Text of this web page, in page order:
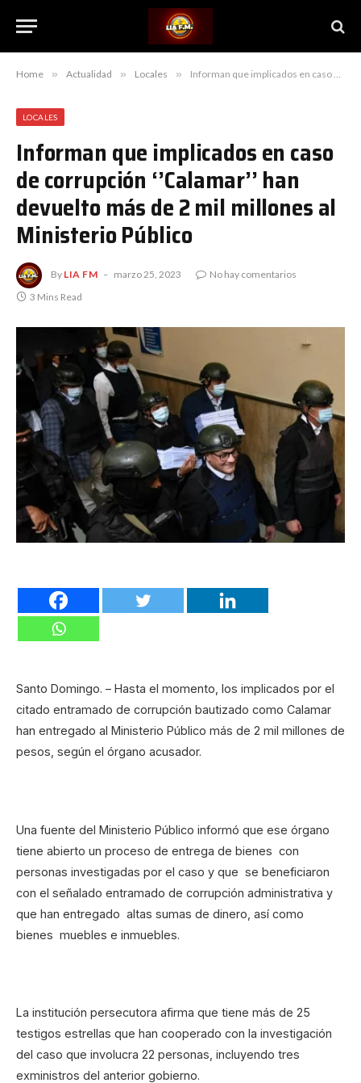
Home » Actualidad » Locales » Informan que implicados en caso de corrupción ‘’Calamar’’ han devuelto más de 2 mil millones al Ministerio Público
LOCALES
Informan que implicados en caso
de corrupción ‘’Calamar’’ han
devuelto más de 2 mil millones al
Ministerio Público
By LIA FM marzo 25, 2023
No hay comentarios
3 Mins Read
Santo Domingo. – Hasta el momento, los implicados por el
citado entramado de corrupción bautizado como Calamar
han entregado al Ministerio Público más de 2 mil millones de
pesos, según el órgano acusador.
Una fuente del Ministerio Público informó que ese órgano
tiene abierto un proceso de entrega de bienes con
personas investigadas por el caso y que se beneficiaron
con el señalado entramado de corrupción administrativa y
que han entregado altas sumas de dinero, así como
bienes muebles e inmuebles.
La institución persecutora afirma que tiene más de 25
testigos estrellas que han cooperado con la investigación
del caso que involucra 22 personas, incluyendo tres
exministros del anterior gobierno.